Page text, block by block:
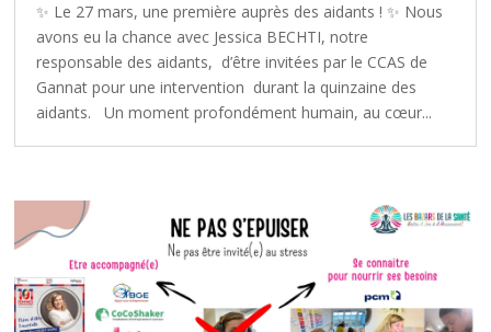
✨ Le 27 mars, une première auprès des aidants ! ✨ Nous
avons eu la chance avec Jessica BECHTI, notre
responsable des aidants, d’être invitées par le CCAS de
Gannat pour une intervention durant la quinzaine des
aidants. Un moment profondément humain, au cœur...